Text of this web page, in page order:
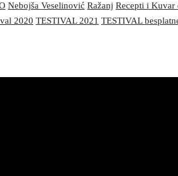
Nebojša Veselinović Ražanj Recepti i Kuvar
2020 TESTIVAL 2021 TESTIVAL